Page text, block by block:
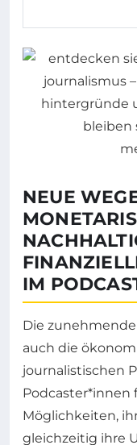
NEUE
IM
Die
auch die
journalistischen
Möglichkeiten,
gleichzeitig ihre